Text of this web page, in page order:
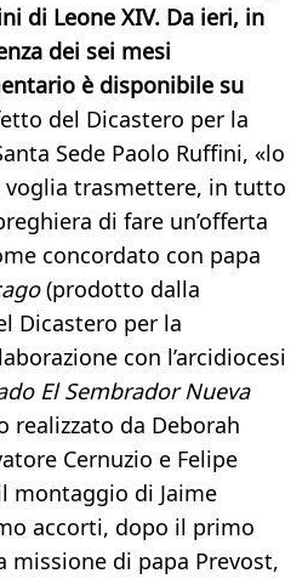
di Leone XIV. Da ieri, in
dei sei mesi
è disponibile su
del Dicastero per la
Sede Paolo Ruffini, «lo
voglia trasmettere, in tutto
di fare un’offerta
concordato con papa
(prodotto dalla
Dicastero per la
con l’arcidiocesi
El Sembrador Nueva
realizzato da Deborah
Cernuzio e Felipe
montaggio di Jaime
accorti, dopo il primo
missione di papa Prevost,